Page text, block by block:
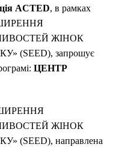
ACTED, в рамках
ЖІНОК
(SEED), запрошує
ЦЕНТР
ЖІНОК
(SEED), направлена